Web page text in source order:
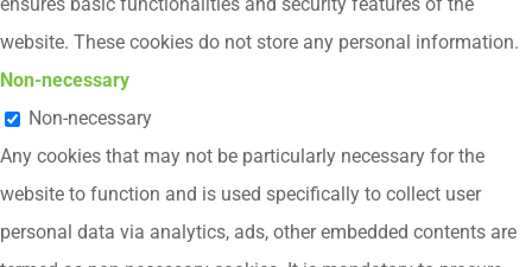
website. These cookies do not store any personal information.
Non-necessary
Non-necessary
Any cookies that may not be particularly necessary for the
website to function and is used specifically to collect user
personal data via analytics, ads, other embedded contents are